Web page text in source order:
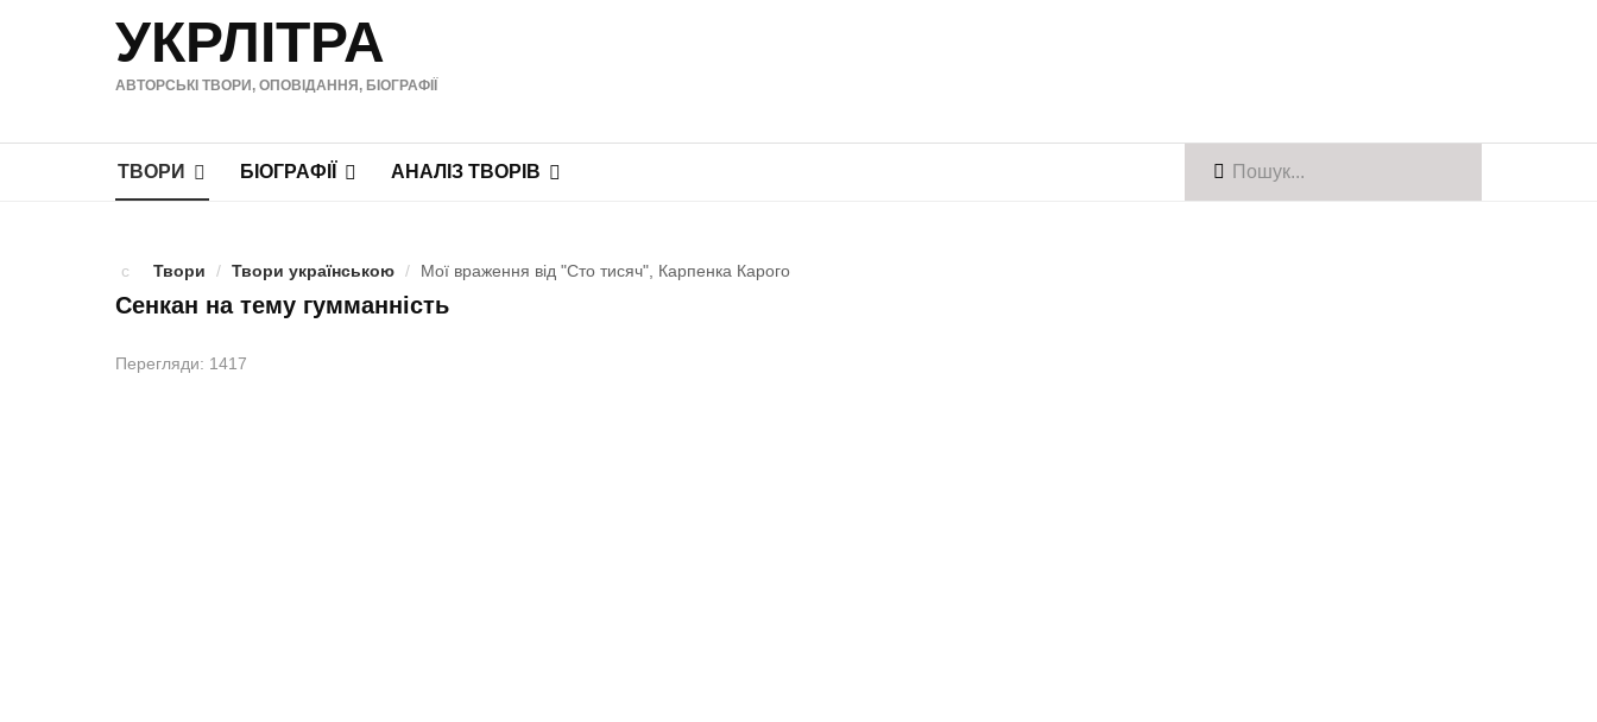
УКРЛІТРА
АВТОРСЬКІ ТВОРИ, ОПОВІДАННЯ, БІОГРАФІЇ
ТВОРИ БІОГРАФІЇ АНАЛІЗ ТВОРІВ
Твори / Твори українською / Мої враження від "Сто тисяч", Карпенка Карого
Сенкан на тему гумманнiсть
Перегляди: 1417